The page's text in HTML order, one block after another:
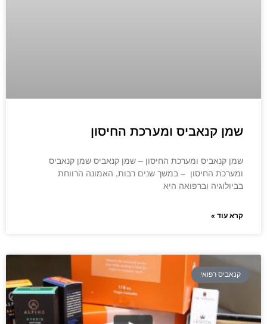
שמן קנאביס ומערכת החיסון
שמן קנאביס ומערכת החיסון – שמן קנאביס שמן קנאביס
ומערכת החיסון – במשך שנים רבות, האמונה הרווחת
בביולוגיה וברפואה היא
קרא עוד »
קנאביס רפואי